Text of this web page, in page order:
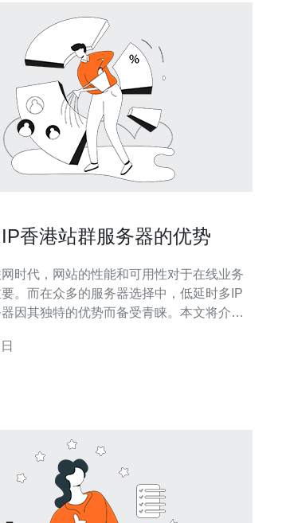
香港站群服务器的优势
时代，网站的性能和可用性对于在线业务
。而在众多的服务器选择中，低延时多IP
因其独特的优势而备受青睐。本文将介绍
用户发送请求到服务